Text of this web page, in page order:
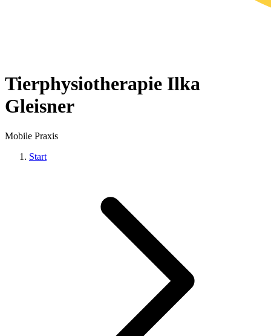
Tierphysiotherapie Ilka
Gleisner
Mobile Praxis
Start